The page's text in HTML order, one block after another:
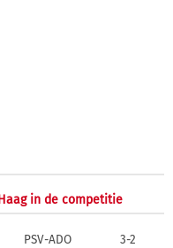
in de competitie
PSV-ADO
3-2